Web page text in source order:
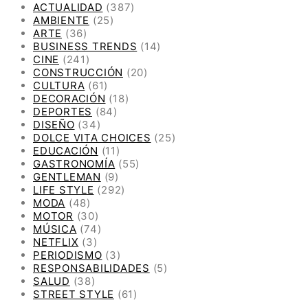
ACTUALIDAD (387)
AMBIENTE (25)
ARTE (36)
BUSINESS TRENDS (14)
CINE (241)
CONSTRUCCIÓN (20)
CULTURA (61)
DECORACIÓN (18)
DEPORTES (84)
DISEÑO (34)
DOLCE VITA CHOICES (25)
EDUCACIÓN (11)
GASTRONOMÍA (55)
GENTLEMAN (9)
LIFE STYLE (292)
MODA (48)
MOTOR (30)
MÚSICA (74)
NETFLIX (3)
PERIODISMO (3)
RESPONSABILIDADES (5)
SALUD (38)
STREET STYLE (61)